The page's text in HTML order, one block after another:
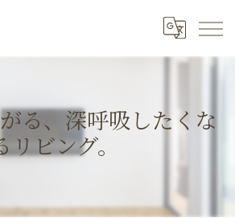
る、深呼吸したくな
リビング。